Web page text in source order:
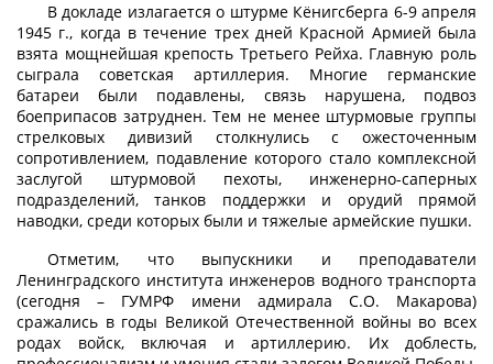
В докладе излагается о штурме Кёнигсберга 6-9 апреля
1945 г., когда в течение трех дней Красной Армией была
взята мощнейшая крепость Третьего Рейха. Главную роль
сыграла советская артиллерия. Многие германские
батареи были подавлены, связь нарушена, подвоз
боеприпасов затруднен. Тем не менее штурмовые группы
стрелковых дивизий столкнулись с ожесточенным
сопротивлением, подавление которого стало комплексной
заслугой штурмовой пехоты, инженерно-саперных
подразделений, танков поддержки и орудий прямой
наводки, среди которых были и тяжелые армейские пушки.
Отметим, что выпускники и преподаватели
Ленинградского института инженеров водного транспорта
(сегодня – ГУМРФ имени адмирала С.О. Макарова)
сражались в годы Великой Отечественной войны во всех
родах войск, включая и артиллерию. Их доблесть,